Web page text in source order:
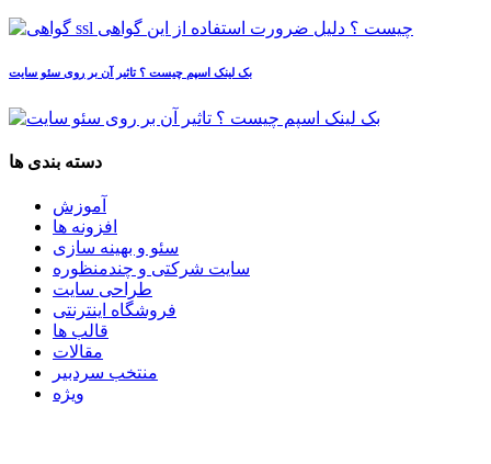
بک لینک اسپم چیست ؟ تاثیر آن بر روی سئو سایت
دسته بندی ها
آموزش
افزونه ها
سئو و بهینه سازی
سایت شرکتی و چندمنظوره
طراحی سایت
فروشگاه اینترنتی
قالب ها
مقالات
منتخب سردبیر
ویژه